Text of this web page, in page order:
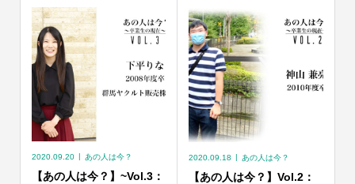
2020.09.20 あの人は今？
【あの人は今？】~Vol.3：
2020.09.18 あの人は今？
【あの人は今？】Vol.2：